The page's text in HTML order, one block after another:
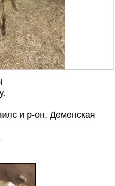
и р-он, Деменская